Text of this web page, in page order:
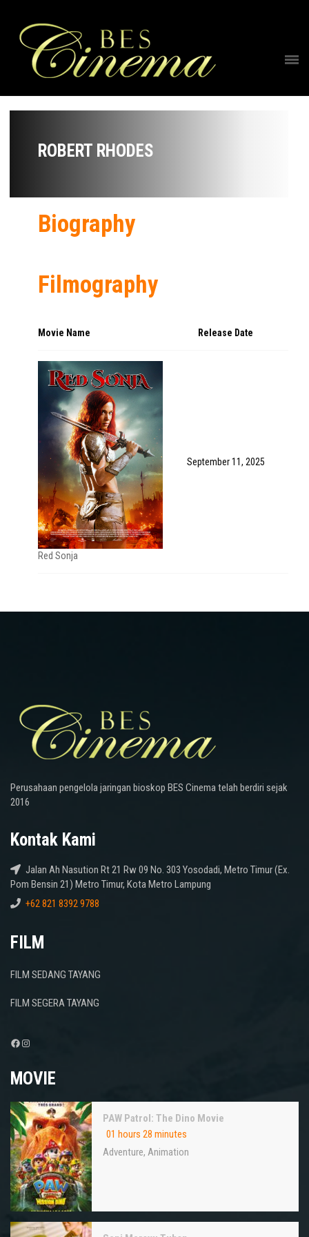
ROBERT RHODES
Biography
Filmography
Movie Name Release Date
Red Sonja
September 11, 2025
Perusahaan pengelola jaringan bioskop BES Cinema telah berdiri sejak
2016
Kontak Kami
Jalan Ah Nasution Rt 21 Rw 09 No. 303 Yosodadi, Metro Timur (Ex.
Pom Bensin 21) Metro Timur, Kota Metro Lampung
+62 821 8392 9788
FILM
FILM SEDANG TAYANG
FILM SEGERA TAYANG
Facebook
Instagram
MOVIE
PAW Patrol: The Dino Movie
01 hours 28 minutes
Adventure, Animation